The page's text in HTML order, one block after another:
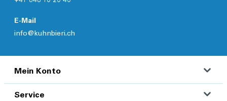
E-Mail
info@kuhnbieri.ch
Mein Konto
Service